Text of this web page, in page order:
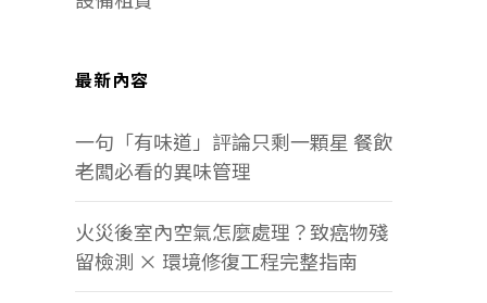
最新內容
一句「有味道」評論只剩一顆星 餐飲
老闆必看的異味管理
火災後室內空氣怎麼處理？致癌物殘
留檢測 × 環境修復工程完整指南